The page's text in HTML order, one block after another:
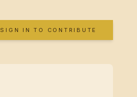
SIGN IN TO CONTRIBUTE